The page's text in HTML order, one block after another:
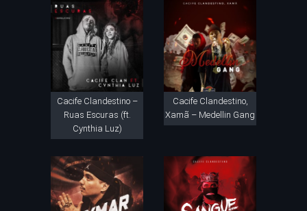
Cacife Clandestino –
Ruas Escuras (ft.
Cynthia Luz)
Cacife Clandestino,
Xamã – Medellin Gang